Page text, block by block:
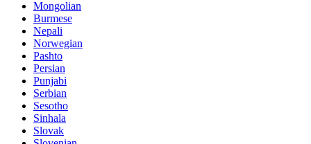
Mongolian
Burmese
Nepali
Norwegian
Pashto
Persian
Punjabi
Serbian
Sesotho
Sinhala
Slovak